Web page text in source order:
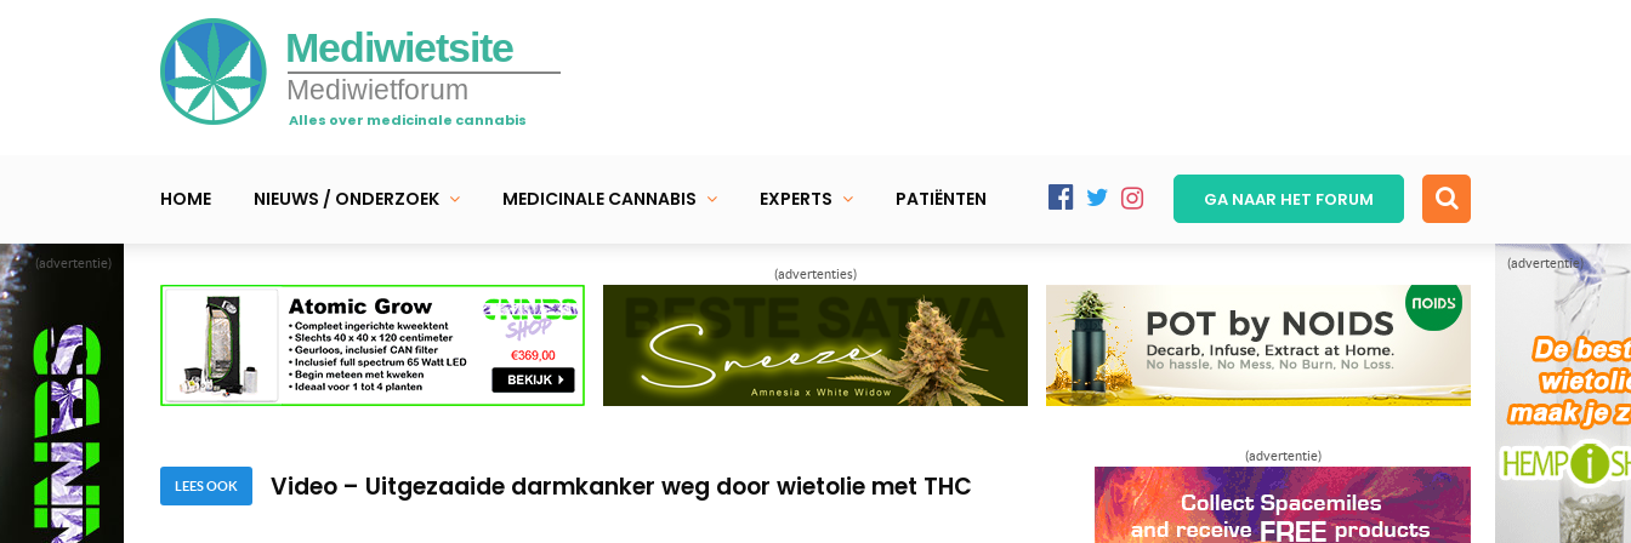
(advertentie) (advertentie)
Mediwietsite
Mediwietforum
Alles over medicinale cannabis
HOME NIEUWS / ONDERZOEK MEDICINALE CANNABIS EXPERTS PATIËNTEN GA NAAR HET FORUM
(advertenties)
LEES OOK
Video – Winston bewijst veelzijdigheid medicinale cannabis
Video – Mediwiet door opiaten-allergie enige medicijn voor Janna
Video – Winston bewijst veelzijdigheid medicinale cannabis
(advertentie)